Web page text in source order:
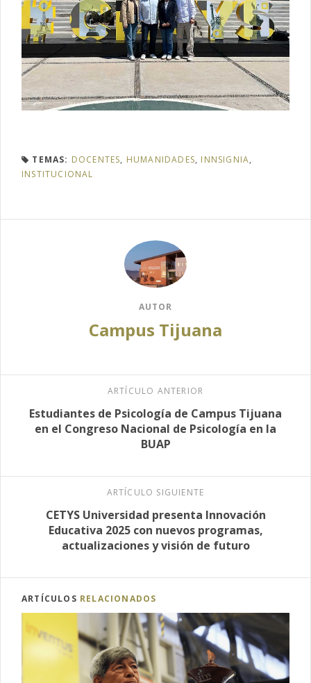
TEMAS: DOCENTES, HUMANIDADES, INNSIGNIA,
INSTITUCIONAL
AUTOR
Campus Tijuana
ARTÍCULO ANTERIOR
Estudiantes de Psicología de Campus Tijuana
en el Congreso Nacional de Psicología en la
BUAP
ARTÍCULO SIGUIENTE
CETYS Universidad presenta Innovación
Educativa 2025 con nuevos programas,
actualizaciones y visión de futuro
ARTÍCULOS RELACIONADOS